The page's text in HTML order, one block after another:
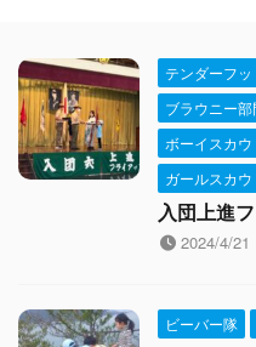
テンダーフッ
ブラウニー部
ボーイスカウ
ガールスカウ
入団上進
2024/4/21
ビーバー隊